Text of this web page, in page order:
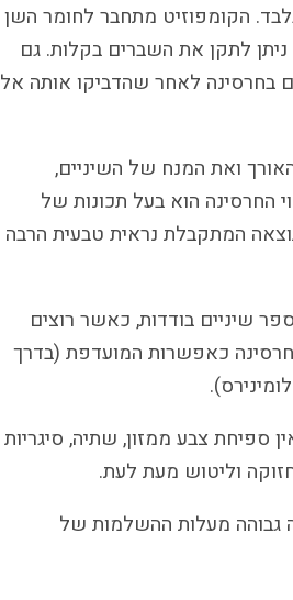
הקומפוזיט מתחבר לחומר השן
לתקן את השברים בקלות. גם
בחרסינה לאחר שהדביקו אותה אל
ואת המנח של השיניים,
החרסינה הוא בעל תכונות של
המתקבלת נראית טבעית הרבה
שיניים בודדות, כאשר רוצים
כאפשרות המועדפת (בדרך
ספיחת צבע ממזון, שתיה, סיגריות
וליטוש מעת לעת.
גבוהה מעלות ההשלמות של